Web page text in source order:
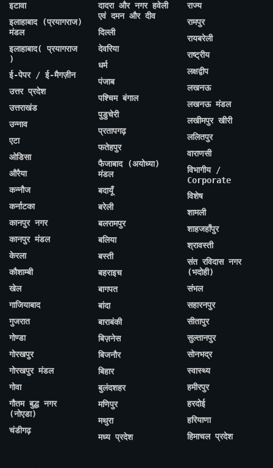
इटावा
इलाहाबाद (प्रयागराज)
मंडल
इलाहाबाद( प्रयागराज
)
ई-पेपर / ई-मैगज़ीन
उत्तर प्रदेश
उत्तराखंड
उन्नाव
एटा
ओडिसा
औरैया
कन्नौज
कर्नाटका
कानपुर नगर
कानपुर मंडल
केरला
कौशाम्बी
खेल
गाजियाबाद
गुजरात
गोण्डा
गोरखपुर
गोरखपुर मंडल
गोवा
गौतम बुद्ध नगर
(नोएडा)
चंडीगढ़
दादरा और नगर हवेली
एवं दमन और दीव
दिल्ली
देवरिया
धर्म
पंजाब
पश्चिम बंगाल
पुडुचेरी
प्रतापगढ़
फतेहपुर
फैजाबाद (अयोध्या)
मंडल
बदायूँ
बरेली
बलरामपुर
बलिया
बस्ती
बहराइच
बागपत
बांदा
बाराबंकी
बिज़नेस
बिजनौर
बिहार
बुलंदशहर
मणिपुर
मथुरा
मध्य प्रदेश
राज्य
रामपुर
रायबरेली
राष्ट्रीय
लक्षद्वीप
लखनऊ
लखनऊ मंडल
लखीमपुर खीरी
ललितपुर
वाराणसी
विभागीय /
Corporate
विशेष
शामली
शाहजहाँपुर
श्रावस्ती
संत रविदास नगर
(भदोही)
संभल
सहारनपुर
सीतापुर
सुल्तानपुर
सोनभद्र
स्वास्थ्य
हमीरपुर
हरदोई
हरियाणा
हिमाचल प्रदेश